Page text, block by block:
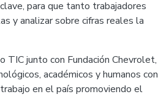
para que tanto trabajadores
y analizar sobre cifras reales la
junto con Fundación Chevrolet,
académicos y humanos con
en el país promoviendo el